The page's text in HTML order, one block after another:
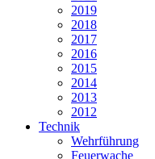
2019
2018
2017
2016
2015
2014
2013
2012
Technik
Wehrführung
Feuerwache